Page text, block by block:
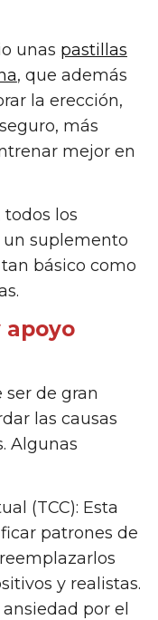
unas pastillas
, que además
la erección,
más
mejor en
todos los
suplemento
básico como
apoyo
de gran
las causas
Algunas
(TCC): Esta
patrones de
y realistas.
por el